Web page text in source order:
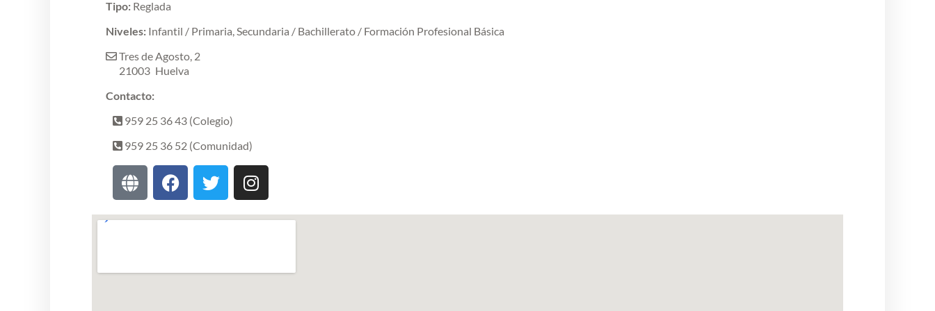
Tipo: Reglada
Niveles: Infantil / Primaria, Secundaria / Bachillerato / Formación Profesional Básica
Tres de Agosto, 2
21003 Huelva
Contacto:
959 25 36 43 (Colegio)
959 25 36 52 (Comunidad)